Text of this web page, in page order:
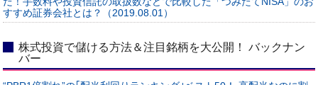
すすめ証券会社とは？（2019.08.01）
株式投資で儲ける方法＆注目銘柄を大公開！ バックナン
バー